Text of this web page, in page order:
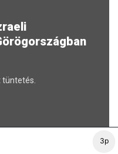
3p
tüntetés.
életét